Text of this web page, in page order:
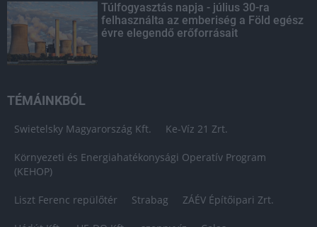
Túlfogyasztás napja - július 30-ra
felhasználta az emberiség a Föld egész
évre elegendő erőforrásait
TÉMÁINKBÓL
Swietelsky Magyarország Kft. Ke-Víz 21 Zrt.
Környezeti és Energiahatékonysági Operatív Program
(KEHOP)
Liszt Ferenc repülőtér Strabag ZÁÉV Építőipari Zrt.